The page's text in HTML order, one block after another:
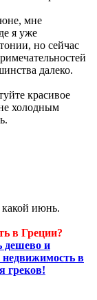
мне
я уже
но сейчас
далеко.
красивое
холодным
июнь.
в Греции?
дешево и
недвижимость в
греков!